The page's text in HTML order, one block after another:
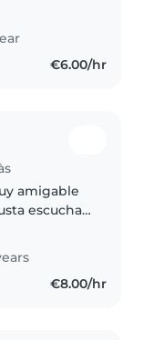
dibujar , ir
€6.00/hr
amigable
escuchar
4
ya tengo€8.00/hr